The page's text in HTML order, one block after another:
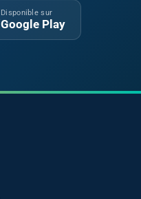
Disponible sur
Google Play